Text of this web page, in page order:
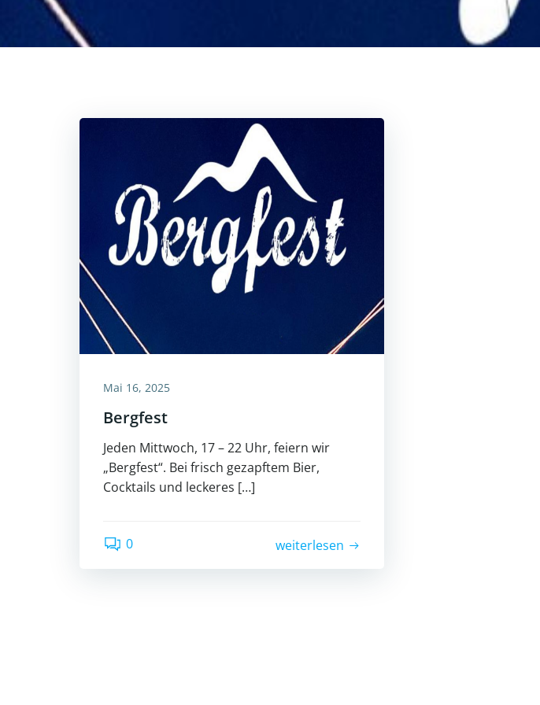
Mai 16, 2025
Bergfest
Jeden Mittwoch, 17 – 22 Uhr, feiern wir
„Bergfest“. Bei frisch gezapftem Bier,
Cocktails und leckeres […]
0 weiterlesen